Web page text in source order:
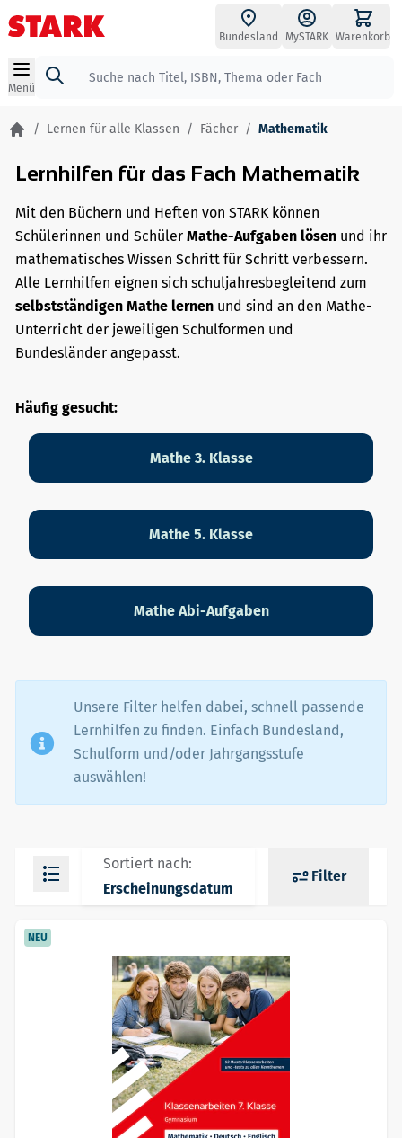
Zum Inhalt springen
Bundesland MySTARK Warenkorb
Menü
Suche
/ Lernen für alle Klassen / Fächer / Mathematik
Lernhilfen für das Fach Mathematik
Mit den Büchern und Heften von STARK können
Schülerinnen und Schüler Mathe-Aufgaben lösen und ihr
mathematisches Wissen Schritt für Schritt verbessern.
Alle Lernhilfen eignen sich schuljahresbegleitend zum
selbstständigen Mathe lernen und sind an den Mathe-
Unterricht der jeweiligen Schulformen und
Bundesländer angepasst.
Häufig gesucht:
Mathe 3. Klasse
Mathe 5. Klasse
Mathe Abi-Aufgaben
Unsere Filter helfen dabei, schnell passende
Lernhilfen zu finden. Einfach Bundesland,
Schulform und/oder Jahrgangsstufe
auswählen!
Sortiert nach:
Erscheinungsdatum
Filter
NEU